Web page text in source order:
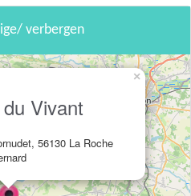
verbergen
Vivant
56130 La Roche
×